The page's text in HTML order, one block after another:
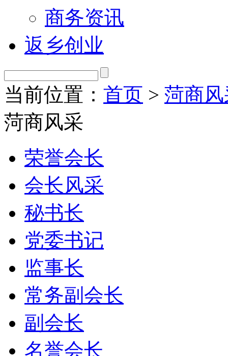
商务资讯
返乡创业
当前位置： 首页 > 菏商
菏商风采
荣誉会长
会长风采
秘书长
党委书记
监事长
常务副会长
副会长
名誉会长